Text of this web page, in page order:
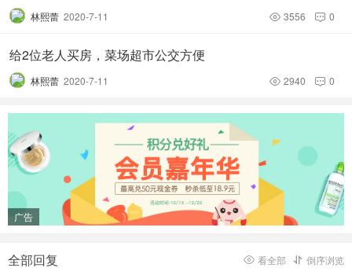
林熙蕾 2020-7-11  0
 3556
给2位老人买房，菜场超市公交方便
林熙蕾 2020-7-11  0
 2940
广告
 倒序浏览
 看全部
全部回复